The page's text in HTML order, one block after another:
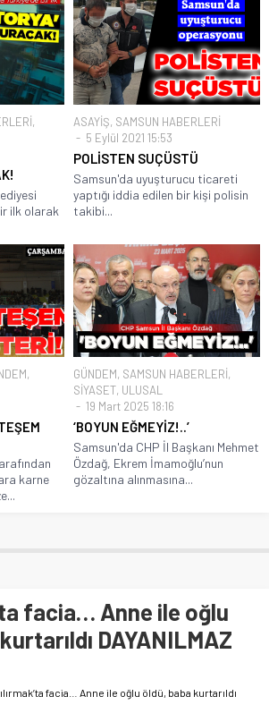
,
ilk olarak
ASAYİŞ, SAMSUN HABERLERİ
5 Eylül 2021 15:53
POLİSTEN SUÇÜSTÜ
Samsun'da uyuşturucu ticareti
yaptığı iddia edilen bir kişi polisin
takibi...
,
karne
GÜNDEM, SAMSUN HABERLERİ,
SİYASET, ULUSAL
19 Mart 2025 18:16
‘BOYUN EĞMEYİZ!..’
Samsun'da CHP İl Başkanı Mehmet
Özdağ, Ekrem İmamoğlu’nun
gözaltına alınmasına...
facia… Anne ile oğlu
DAYANILMAZ
facia… Anne ile oğlu öldü, baba kurtarıldı